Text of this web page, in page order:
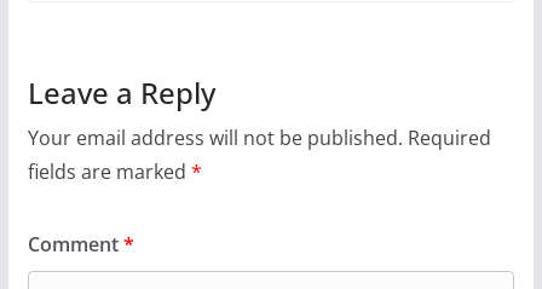
Leave a Reply
Your email address will not be published. Required
fields are marked *
Comment*